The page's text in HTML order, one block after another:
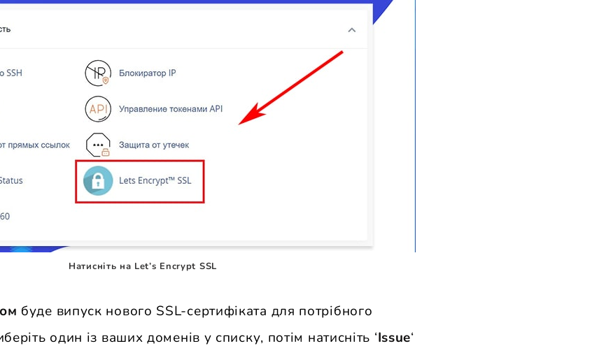
Натисніть на Let’s Encrypt SSL
буде випуск нового SSL-сертифіката для потрібного
один із ваших доменів у списку, потім натисніть ‘Issue‘